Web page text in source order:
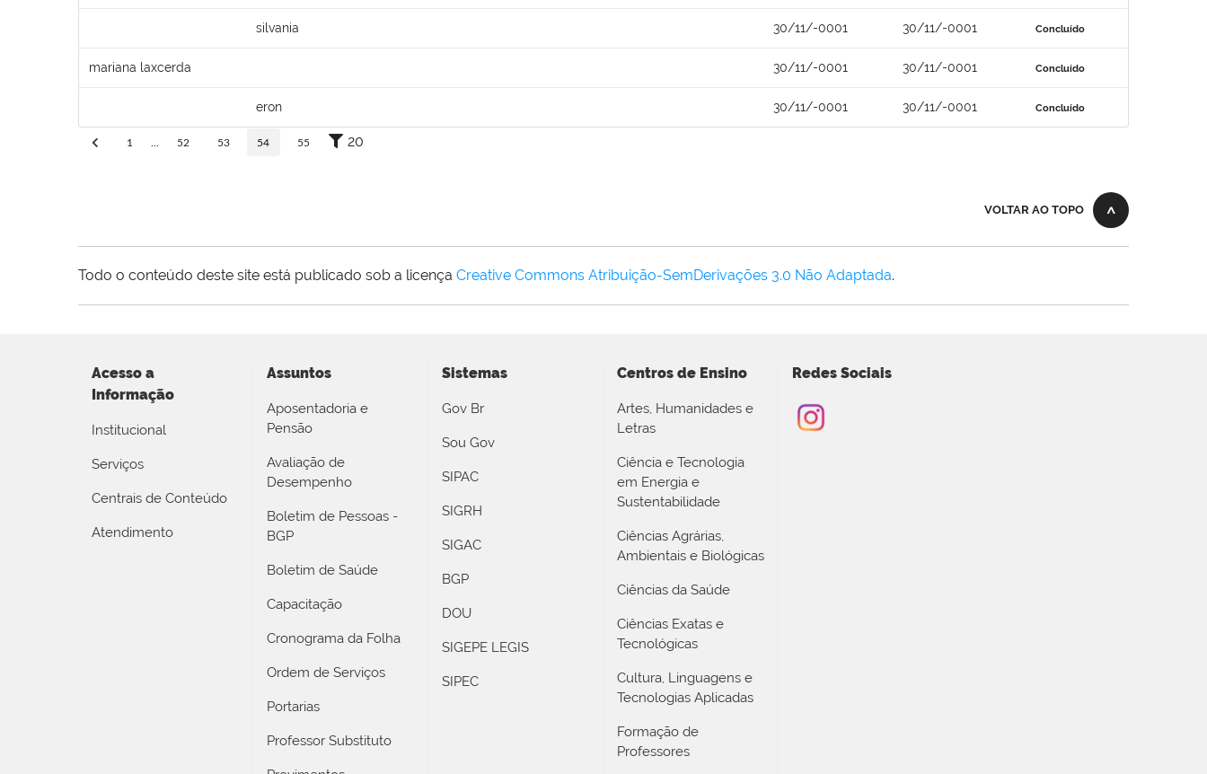
silvania 30/11/-0001 30/11/-0001 Concluído
mariana laxcerda 30/11/-0001 30/11/-0001 Concluído
eron 30/11/-0001 30/11/-0001 Concluído
1 52 53 54 55 20
VOLTAR AO TOPO
Todo o conteúdo deste site está publicado sob a licença Creative Commons Atribuição-SemDerivações 3.0 Não Adaptada.
Acesso a
Informação
Institucional
Serviços
Centrais de Conteúdo
Atendimento
Assuntos
Aposentadoria e
Pensão
Avaliação de
Desempenho
Boletim de Pessoas -
BGP
Boletim de Saúde
Capacitação
Cronograma da Folha
Ordem de Serviços
Portarias
Professor Substituto
Sistemas
Gov Br
Sou Gov
SIPAC
SIGRH
SIGAC
BGP
DOU
SIGEPE LEGIS
SIPEC
Centros de Ensino
Artes, Humanidades e
Letras
Ciência e Tecnologia
em Energia e
Sustentabilidade
Ciências Agrárias,
Ambientais e Biológicas
Ciências da Saúde
Ciências Exatas e
Tecnológicas
Cultura, Linguagens e
Tecnologias Aplicadas
Formação de
Professores
Redes Sociais